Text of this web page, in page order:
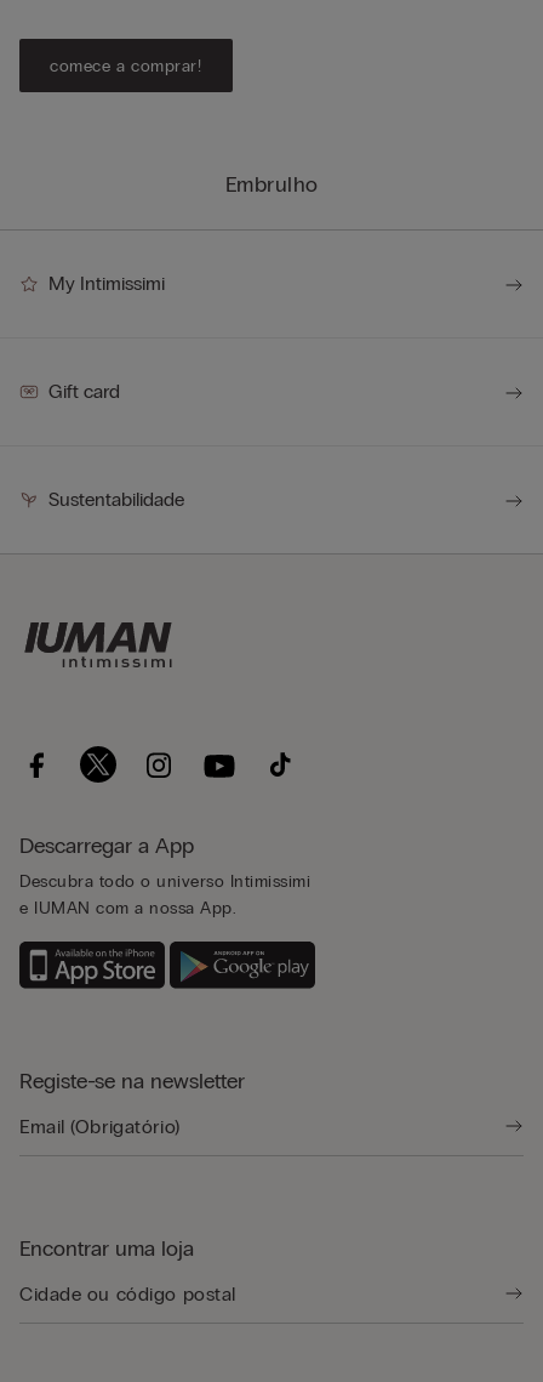
Embrulho
comece a comprar!
My Intimissimi
Gift card
Sustentabilidade
Descarregar a App
Descubra todo o universo Intimissimi
e IUMAN com a nossa App.
Registe-se na newsletter
Encontrar uma loja